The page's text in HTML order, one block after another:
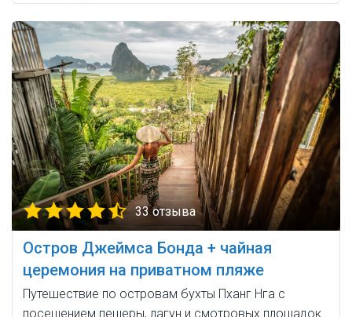
33 отзыва
Остров Джеймса Бонда + чайная
церемония на приватном пляже
Путешествие по островам бухты Пханг Нга с
посещением пещеры, лагун и смотровых площадок.